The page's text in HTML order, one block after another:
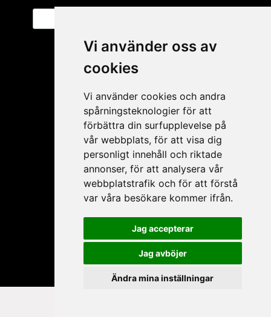
Vi använder oss av
cookies
Vi använder cookies och andra
spårningsteknologier för att
förbättra din surfupplevelse på
vår webbplats, för att visa dig
personligt innehåll och riktade
annonser, för att analysera vår
webbplatstrafik och för att förstå
var våra besökare kommer ifrån.
Jag accepterar
Jag avböjer
Ändra mina inställningar
Mitt konto
Ansökan ÅF
Mitt konto
Glömt lösenord
Mina produkter